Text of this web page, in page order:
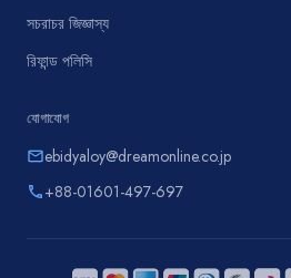
সচরাচর জিজ্ঞাস্য
রিফান্ড পলিসি
যোগাযোগ
emailebidyaloy@dreamonline.co.jp
phone+88-01601-497-697